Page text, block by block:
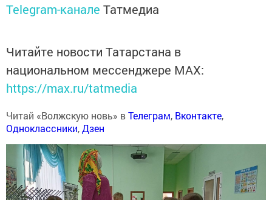
Telegram-канале Татмедиа
Читайте новости Татарстана в
национальном мессенджере MАХ:
https://max.ru/tatmedia
Читай «Волжскую новь» вТелеграм, Вконтакте,
Одноклассники,Дзен